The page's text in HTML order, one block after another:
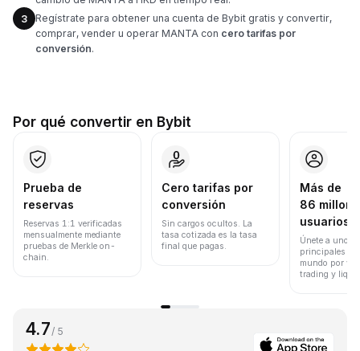
3
Regístrate para obtener una cuenta de Bybit gratis y convertir,
comprar, vender u operar MANTA con cero tarifas por
conversión.
Por qué convertir en Bybit
Prueba de
reservas
Reservas 1:1 verificadas
mensualmente mediante
pruebas de Merkle on-
chain.
Cero tarifas por
conversión
Sin cargos ocultos. La
tasa cotizada es la tasa
final que pagas.
Más de
86
usuarios
Únete a uno
principales
mundo por
trading y
4.7 / 5